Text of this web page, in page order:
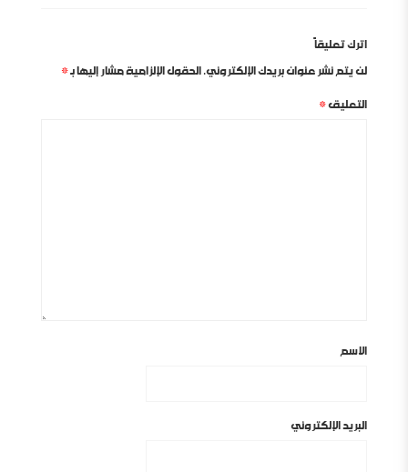
اترك تعليقاً
لن يتم نشر عنوان بريدك الإلكتروني.الحقول الإلزامية مشار إليها بـ*
التعليق*
الاسم
البريد الإلكتروني